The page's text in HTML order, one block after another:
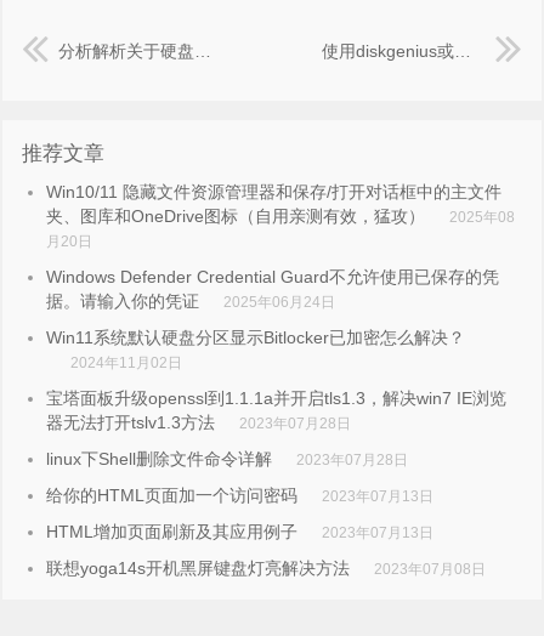
分析解析关于硬盘定期发出的“滴滴嗒嗒”声音的问题，是什么情况 使用diskgenius或傲梅分区助手将磁盘MBR与GPT分区互转方法
推荐文章
Win10/11 隐藏文件资源管理器和保存/打开对话框中的主文件
夹、图库和OneDrive图标（自用亲测有效，猛攻）
2025年08
月20日
Windows Defender Credential Guard不允许使用已保存的凭
据。请输入你的凭证
2025年06月24日
Win11系统默认硬盘分区显示Bitlocker已加密怎么解决？
2024年11月02日
宝塔面板升级openssl到1.1.1a并开启tls1.3，解决win7 IE浏览
器无法打开tslv1.3方法
2023年07月28日
linux下Shell删除文件命令详解 2023年07月28日
给你的HTML页面加一个访问密码 2023年07月13日
HTML增加页面刷新及其应用例子 2023年07月13日
联想yoga14s开机黑屏键盘灯亮解决方法 2023年07月08日